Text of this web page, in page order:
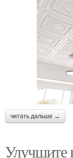
читать дальше →
Улучшите